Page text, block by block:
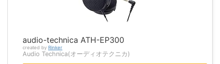
audio-technica ATH-EP300
created by Rinker
Audio Technica(オーディオテクニカ)